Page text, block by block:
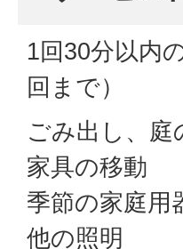
1回30分以内
回まで）
ごみ出し、庭
家具の移動
季節の家庭用
他の照明